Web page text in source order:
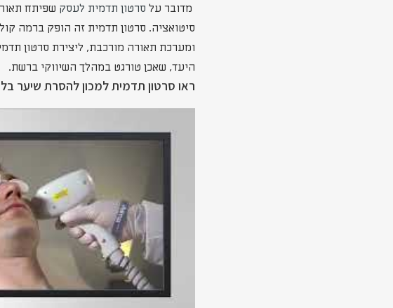
מדובר על סרטון תדמית לעסק שפיתח
סיטואציה. סרטון תדמית זה הופק ברמה
ומערכת תאורה מורכבת, ליצירת סרטון
היעד, שאכן טורגט במהלך השיווקי ברשת.
ראו סרטון תדמית למכון להסרת שיער